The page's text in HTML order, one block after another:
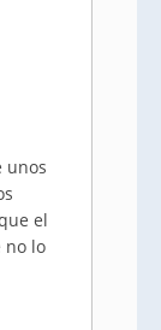
unos
el
no lo